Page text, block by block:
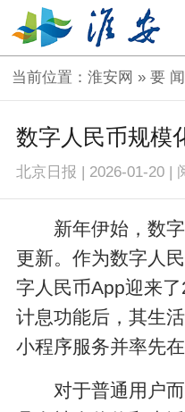
当前位置：淮安网 »要 闻
数字人民币规模
北京日报 | 2026-01-20 |
新年伊始，数
更新。作为数字人
字人民币App迎来
计息功能后，其生
小程序服务并率先
对于普通用户